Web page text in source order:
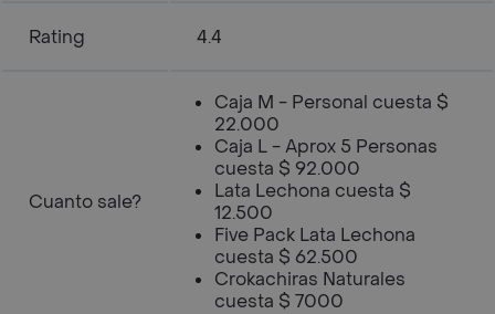
Rating 4.4
Cuanto sale?
Caja M - Personal cuesta $
22.000
Caja L - Aprox 5 Personas
cuesta $ 92.000
Lata Lechona cuesta $
12.500
Five Pack Lata Lechona
cuesta $ 62.500
Crokachiras Naturales
cuesta $ 7000